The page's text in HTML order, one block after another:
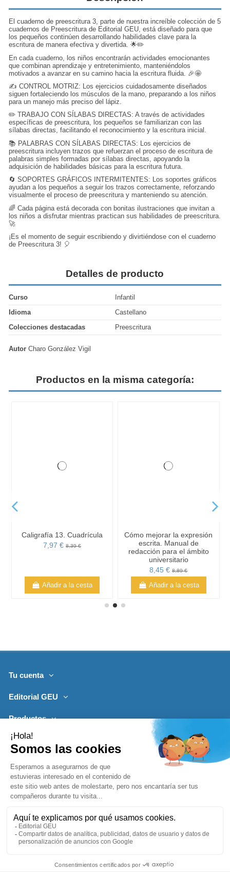
Añadir a la cesta
El cuaderno de preescritura 3, parte de nuestra increíble colección de 5
cuadernos de Preescritura de Editorial GEU, está diseñado para que
los pequeños continúen desarrollando habilidades clave para la
escritura de manera efectiva y divertida. 🌟✏️
En cada cuaderno, los niños encontrarán actividades emocionantes
que combinan aprendizaje y entretenimiento, manteniéndolos
motivados a avanzar en su camino hacia la escritura fluida. 🎉🤩
✍️ CONTROL MOTRIZ: Los ejercicios cuidadosamente diseñados
siguen fortaleciendo los músculos de la mano, preparando a los niños
para un manejo más preciso del lápiz.
✏️ TRABAJO CON SÍLABAS DIRECTAS: A través de actividades
específicas de preescritura, los pequeños se familiarizan con las
sílabas directas, facilitando el reconocimiento y la escritura inicial.
📚 PALABRAS CON SÍLABAS DIRECTAS: Los ejercicios de
preescritura incluyen trazos que refuerzan el proceso de escritura de
palabras simples formadas por sílabas directas, apoyando la
adquisición de habilidades básicas para la escritura futura.
🔄 SOPORTES GRÁFICOS INTERMITENTES: Los soportes gráficos
ayudan a los pequeños a seguir los trazos correctamente, reforzando
visualmente el proceso de preescritura y manteniendo su atención.
🌈 Cada página está decorada con bonitas ilustraciones que invitan a
los niños a disfrutar mientras practican sus habilidades de preescritura.
🚀
¡Es el momento de seguir escribiendo y divirtiéndose con el cuaderno
de Preescritura 3! 🎈
Detalles de producto
Curso
Infantil
Idioma
Castellano
Colecciones destacadas
Preescritura
Autor Charo González Vigil
Productos en la misma categoría:
Caligrafía 13. Cuadrícula
7,97 € 8,39 €
Añadir a la cesta
Cómo mejorar la expresión
escrita. Manual de
redacción para el ámbito
universitario
8,45 €8,89 €
Añadir a la cesta
Tu cuenta
Editorial GEU
Productos
Lo más leído
Síguenos
1996-2026, desarrollado porEditorialgeu.com©